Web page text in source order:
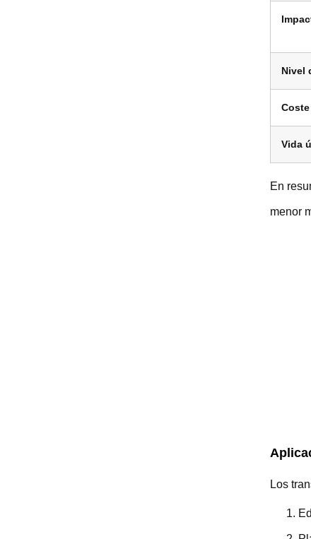
Nivel
Vida
En
menor
Los